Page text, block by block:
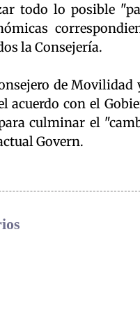
todo lo posible
la Consejería.
de Movilidad
acuerdo con el
culminar el
Govern.